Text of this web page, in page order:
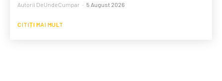
Autorii DeUndeCumpar - 5 August 2026
CITIȚI MAI MULT